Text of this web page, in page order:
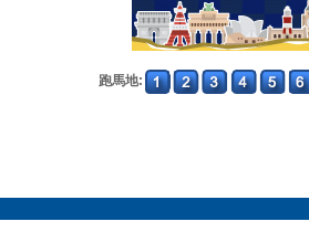
跑馬地: